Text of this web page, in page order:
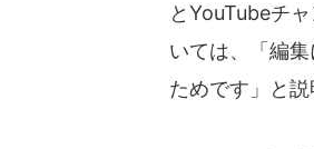
とYouTubeチ
いては、「編
ためです」と説